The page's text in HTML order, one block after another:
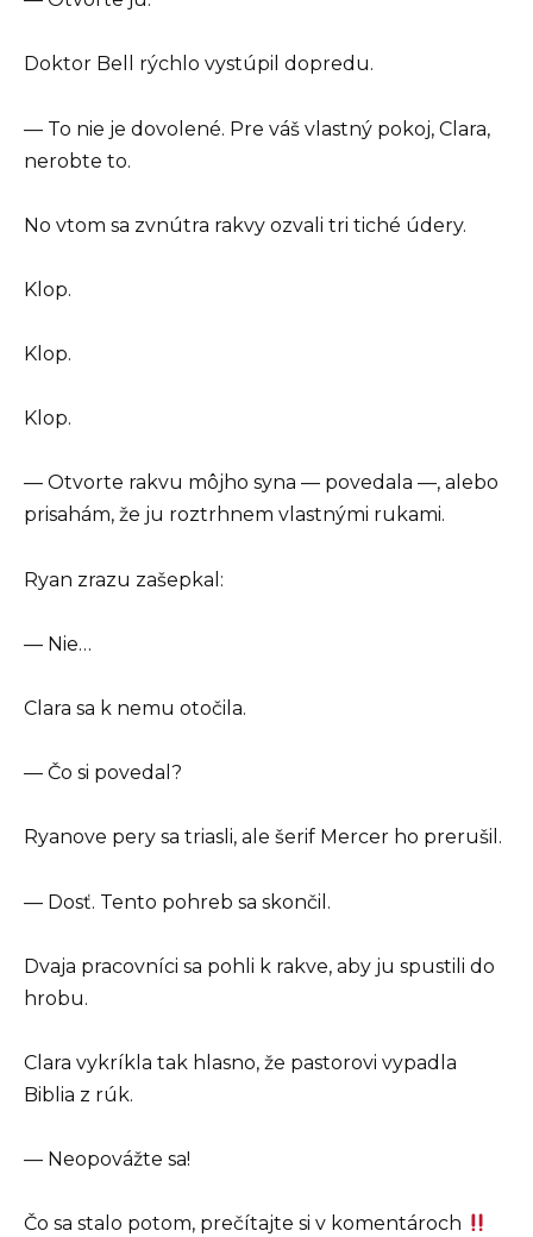
Doktor Bell rýchlo vystúpil dopredu.
— To nie je dovolené. Pre váš vlastný pokoj, Clara,
nerobte to.
No vtom sa zvnútra rakvy ozvali tri tiché údery.
Klop.
Klop.
Klop.
— Otvorte rakvu môjho syna — povedala —, alebo
prisahám, že ju roztrhnem vlastnými rukami.
Ryan zrazu zašepkal:
— Nie…
Clara sa k nemu otočila.
— Čo si povedal?
Ryanove pery sa triasli, ale šerif Mercer ho prerušil.
— Dosť. Tento pohreb sa skončil.
Dvaja pracovníci sa pohli k rakve, aby ju spustili do
hrobu.
Clara vykríkla tak hlasno, že pastorovi vypadla
Biblia z rúk.
— Neopovážte sa!
Čo sa stalo potom, prečítajte si v komentároch